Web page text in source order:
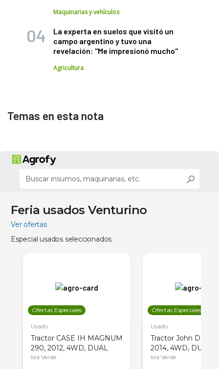
Maquinarias y vehículos
La experta en suelos que visitó un
campo argentino y tuvo una
revelación: "Me impresionó mucho"
Agricultura
Temas en esta nota
Feria usados Venturino
Ver ofertas
Especial usados seleccionados
Ofertas Especiales
Usado
Tractor CASE IH MAGNUM
290, 2012, 4WD, DUAL
Isla Verde
Ofertas Especiales
Usado
Tractor John Deere
2014, 4WD, DUAL
Isla Verde